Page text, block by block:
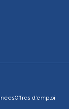
Offres d’emploi